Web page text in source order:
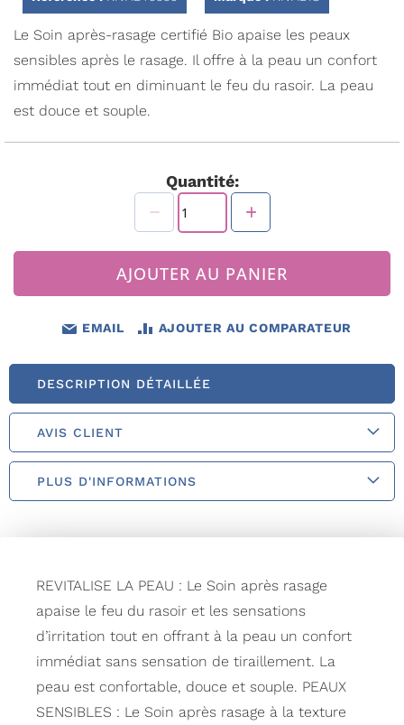
Le Soin après-rasage certifié Bio apaise les peaux
sensibles après le rasage. Il offre à la peau un confort
immédiat tout en diminuant le feu du rasoir. La peau
est douce et souple.
Quantité:
AJOUTER AU PANIER
EMAIL AJOUTER AU COMPARATEUR
DESCRIPTION DÉTAILLÉE
AVIS CLIENT
PLUS D'INFORMATIONS
REVITALISE LA PEAU : Le Soin après rasage
apaise le feu du rasoir et les sensations
d’irritation tout en offrant à la peau un confort
immédiat sans sensation de tiraillement. La
peau est confortable, douce et souple. PEAUX
SENSIBLES : Le Soin après rasage à la texture